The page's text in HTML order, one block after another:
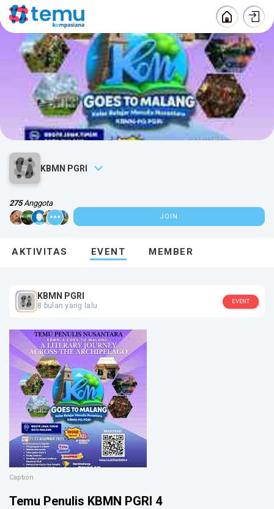
KBMN PGRI
JOIN
275Anggota
SOSIAL MEDIA
AKTIVITAS EVENT MEMBER
KBMN PGRI
8 bulan yang lalu
EVENT
Caption
Temu Penulis KBMN PGRI 4